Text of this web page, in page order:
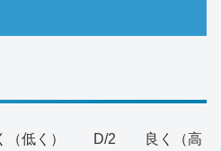
低く） D/2 良く（高